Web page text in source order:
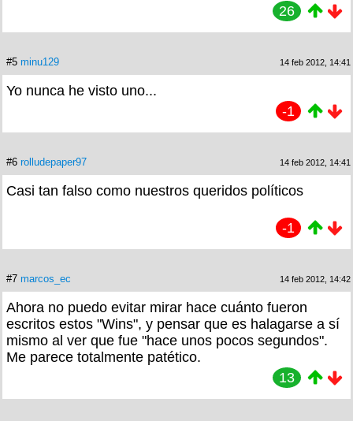
26
#5 minu129 14 feb 2012, 14:41
Yo nunca he visto uno...
-1
#6 rolludepaper97 14 feb 2012, 14:41
Casi tan falso como nuestros queridos políticos
-1
#7 marcos_ec 14 feb 2012, 14:42
Ahora no puedo evitar mirar hace cuánto fueron
escritos estos "Wins", y pensar que es halagarse a sí
mismo al ver que fue "hace unos pocos segundos".
Me parece totalmente patético.
13